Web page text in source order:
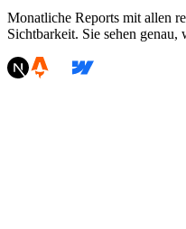
Monatliche Reports mit allen
Sichtbarkeit. Sie sehen